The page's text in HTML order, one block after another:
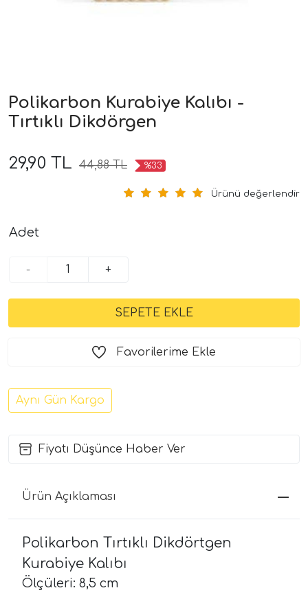
Polikarbon Kurabiye Kalıbı -
Tırtıklı Dikdörgen
29,90 TL 44,88 TL %33
Ürünü değerlendir
Adet
- +
Favorilerime Ekle
Aynı Gün Kargo
Fiyatı Düşünce Haber Ver
Ürün Açıklaması
Polikarbon Tırtıklı Dikdörtgen
Kurabiye Kalıbı
Ölçüleri: 8,5 cm